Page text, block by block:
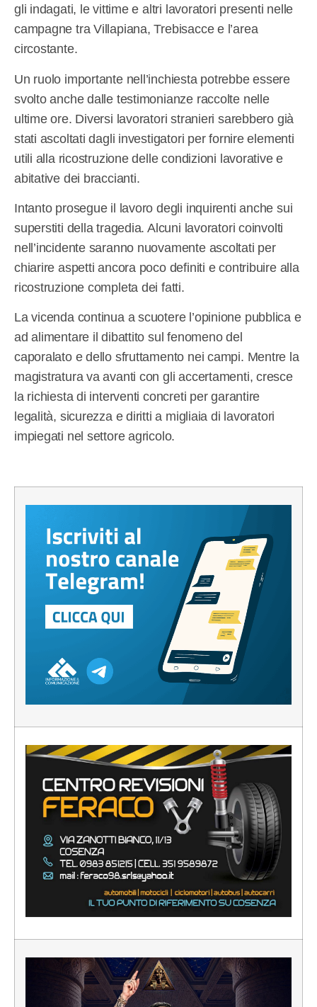
gli indagati, le vittime e altri lavoratori presenti nelle
campagne tra Villapiana, Trebisacce e l’area
circostante.
Un ruolo importante nell’inchiesta potrebbe essere
svolto anche dalle testimonianze raccolte nelle
ultime ore. Diversi lavoratori stranieri sarebbero già
stati ascoltati dagli investigatori per fornire elementi
utili alla ricostruzione delle condizioni lavorative e
abitative dei braccianti.
Intanto prosegue il lavoro degli inquirenti anche sui
superstiti della tragedia. Alcuni lavoratori coinvolti
nell’incidente saranno nuovamente ascoltati per
chiarire aspetti ancora poco definiti e contribuire alla
ricostruzione completa dei fatti.
La vicenda continua a scuotere l’opinione pubblica e
ad alimentare il dibattito sul fenomeno del
caporalato e dello sfruttamento nei campi. Mentre la
magistratura va avanti con gli accertamenti, cresce
la richiesta di interventi concreti per garantire
legalità, sicurezza e diritti a migliaia di lavoratori
impiegati nel settore agricolo.